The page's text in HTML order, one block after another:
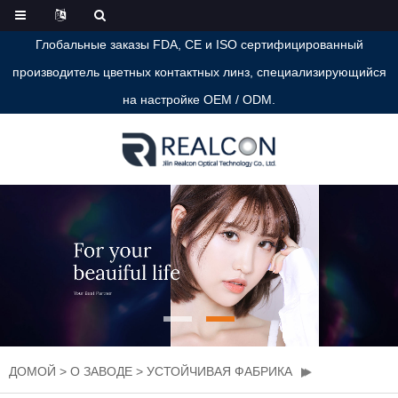
Глобальные заказы FDA, CE и ISO сертифицированный
производитель цветных контактных линз, специализирующийся
на настройке OEM / ODM.
ДОМОЙ > О ЗАВОДЕ > УСТОЙЧИВАЯ ФАБРИКА